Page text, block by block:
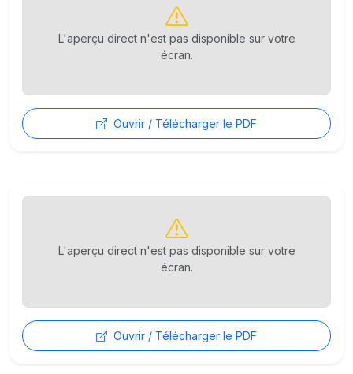
L'aperçu direct n'est pas disponible sur votre
écran.
Ouvrir / Télécharger le PDF
L'aperçu direct n'est pas disponible sur votre
écran.
Ouvrir / Télécharger le PDF